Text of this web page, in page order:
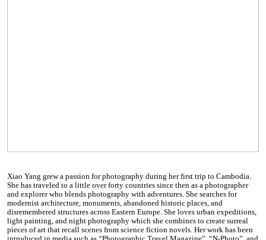
Xiao Yang grew a passion for photography during her first trip to Cambodia.
She has traveled to a little over forty countries since then as a photographer
and explorer who blends photography with adventures. She searches for
modernist architecture, monuments, abandoned historic places, and
disremembered structures across Eastern Europe. She loves urban expeditions,
light painting, and night photography which she combines to create surreal
pieces of art that recall scenes from science fiction novels. Her work has been